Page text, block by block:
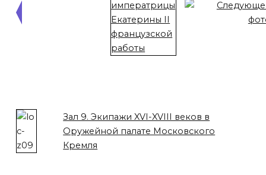
Зал 9. Экипажи XVI-XVIII веков в
Оружейной палате Московского
Кремля